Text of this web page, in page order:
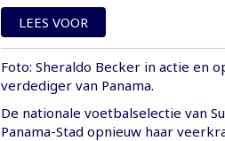
LEES VOOR
Foto: Sheraldo Becker in actie en
verdediger van Panama.
De nationale voetbalselectie van
Panama-Stad opnieuw haar